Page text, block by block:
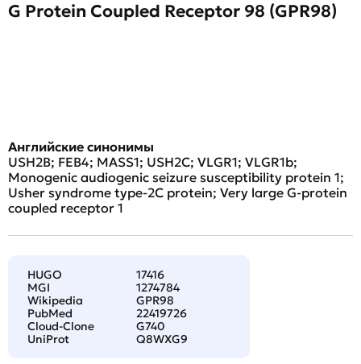
G Protein Coupled Receptor 98 (GPR98)
Английские синонимы
USH2B; FEB4; MASS1; USH2C; VLGR1; VLGR1b;
Monogenic audiogenic seizure susceptibility protein 1;
Usher syndrome type-2C protein; Very large G-protein
coupled receptor 1
HUGO
17416
MGI
1274784
Wikipedia
GPR98
PubMed
22419726
Cloud-Clone
G740
UniProt
Q8WXG9